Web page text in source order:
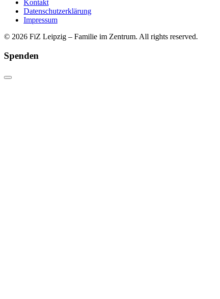
Kontakt
Datenschutzerklärung
Impressum
© 2026 FiZ Leipzig – Familie im Zentrum. All rights reserved.
Spenden